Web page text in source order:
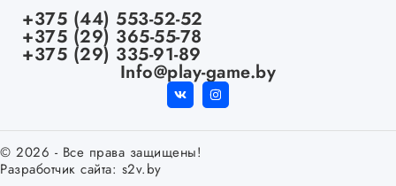
+375 (44) 553-52-52
+375 (29) 365-55-78
+375 (29) 335-91-89
Info@play-game.by
© 2026 - Все права защищены!
Разработчик сайта: s2v.by